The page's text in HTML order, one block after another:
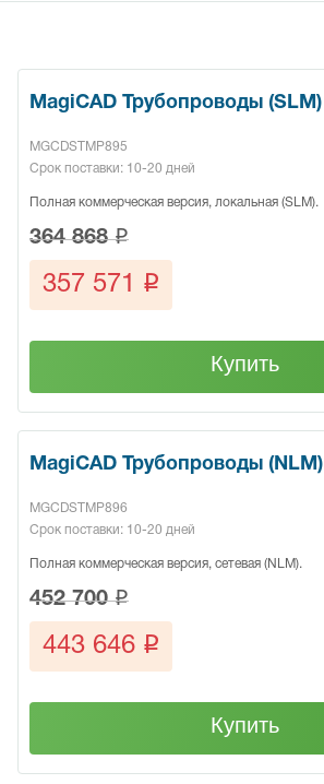
MagiCAD Трубопроводы (SLM)
MGCDSTMP895
Срок поставки: 10-20 дней
Полная коммерческая версия, локальная (SLM).
364 868q
357 571 q
Купить
MagiCAD Трубопроводы (NLM)
MGCDSTMP896
Срок поставки: 10-20 дней
Полная коммерческая версия, сетевая (NLM).
452 700q
443 646 q
Купить